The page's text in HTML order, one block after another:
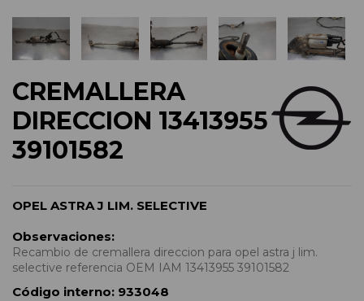
CREMALLERA
DIRECCION 13413955
39101582
OPEL ASTRA J LIM. SELECTIVE
Observaciones:
Recambio de cremallera direccion para opel astra j lim.
selective referencia OEM IAM 13413955 39101582
Código interno: 933048